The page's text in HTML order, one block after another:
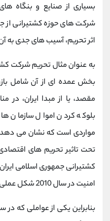
بسیاری از صنایع و بنگاه
شرکت های حوزه کشتیرانی
اثر تحریم، آسیب های جدی به
به عنوان مثال تحریم شرکت
بخش عمده ای از آن شامل
مقصد، یا از مبدا ایران،
بلوکه کردن اموال سازمان
مواردی است که نشان می
تحت تاثیر تحریم های
امنیت در سال 2010 شکل عملی به خود گرفت.
بنابراین یکی از عواملی که در